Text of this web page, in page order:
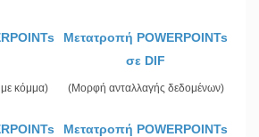
με κόμμα)
Μετατροπή POWERPOINTs
σε DIF
(Μορφή ανταλλαγής δεδομένων)
Μετατροπή POWERPOINTs